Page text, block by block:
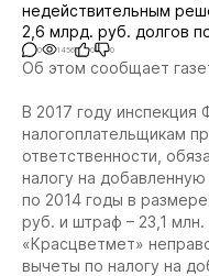
недействительным
2,6 млрд. руб. долгов
0 1456 0 0
Об этом сообщает
В 2017 году
налогоплательщикам
ответственности,
налогу на
по 2014 годы в
руб. и штраф – 23,1
«Красцветмет»
вычеты по налогу на